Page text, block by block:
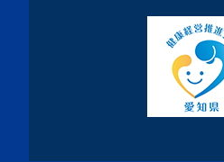
・2019年10月(10記事)
・2019年9月(7記事)
・2019年8月(10記事)